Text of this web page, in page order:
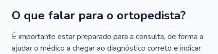
O que falar para o ortopedista?
É importante estar preparado para a consulta, de forma a
ajudar o médico a chegar ao diagnóstico correto e indicar